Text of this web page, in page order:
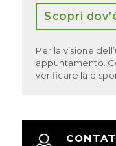
Scopri
Per la visione
appuntamento.
verificare la